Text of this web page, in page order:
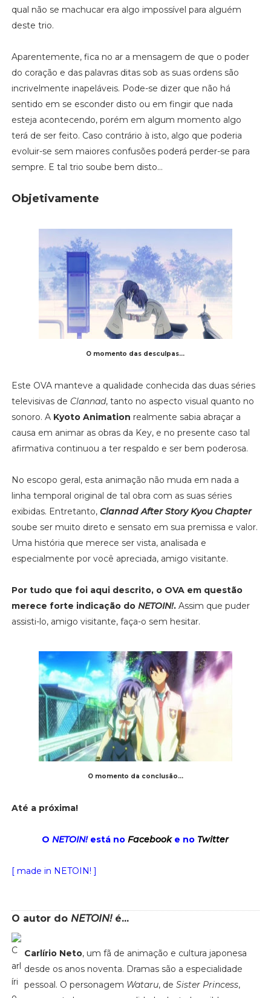
qual não se machucar era algo impossível para alguém
deste trio.
Aparentemente, fica no ar a mensagem de que o poder
do coração e das palavras ditas sob as suas ordens são
incrivelmente inapeláveis. Pode-se dizer que não há
sentido em se esconder disto ou em fingir que nada
esteja acontecendo, porém em algum momento algo
terá de ser feito. Caso contrário à isto, algo que poderia
evoluir-se sem maiores confusões poderá perder-se para
sempre. E tal trio soube bem disto...
Objetivamente
O momento das desculpas...
Este OVA manteve a qualidade conhecida das duas séries
televisivas de Clannad, tanto no aspecto visual quanto no
sonoro. A Kyoto Animation realmente sabia abraçar a
causa em animar as obras da Key, e no presente caso tal
afirmativa continuou a ter respaldo e ser bem poderosa.
No escopo geral, esta animação não muda em nada a
linha temporal original de tal obra com as suas séries
exibidas. Entretanto, Clannad After Story Kyou Chapter
soube ser muito direto e sensato em sua premissa e valor.
Uma história que merece ser vista, analisada e
especialmente por você apreciada, amigo visitante.
Por tudo que foi aqui descrito, o OVA em questão
merece forte indicação do NETOIN!.Assim que puder
assisti-lo, amigo visitante, faça-o sem hesitar.
O momento da conclusão...
Até a próxima!
ONETOIN!está noFacebooke no Twitter
[ made in NETOIN! ]
O autor do NETOIN!é...
Carlírio Neto, um fã de animação e cultura japonesa
desde os anos noventa. Dramas são a especialidade
pessoal. O personagem Wataru, de Sister Princess,